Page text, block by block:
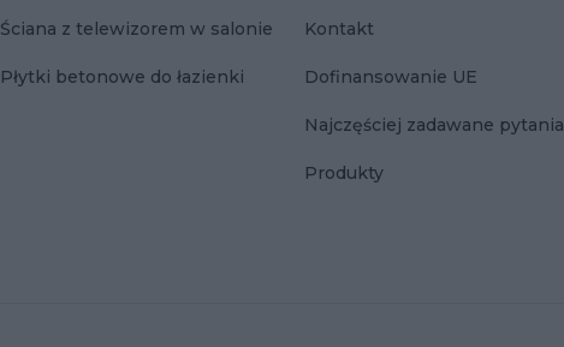
Ściana z telewizorem w salonie
Płytki betonowe do łazienki
Kontakt
Dofinansowanie UE
Najczęściej zadawane pytania
Produkty